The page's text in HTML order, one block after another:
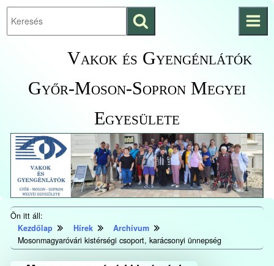
Ugrás a fő
KezdőlapraVakok és Gyengénlátók
Győr-Moson-Sopron Megyei
Egyesülete
Keresés
indítása
Ön itt áll:
Kezdőlap
Hírek
Archívum
Mosonmagyaróvári kistérségi csoport, karácsonyi ünnepség